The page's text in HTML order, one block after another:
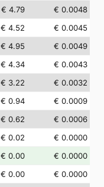
€ 4.79
€ 0.0048
€ 4.52
€ 0.0045
€ 4.95
€ 0.0049
€ 4.34
€ 0.0043
€ 3.22
€ 0.0032
€ 0.94
€ 0.0009
€ 0.62
€ 0.0006
€ 0.02
€ 0.0000
€ 0.00
€ 0.0000
€ 0.00
€ 0.0000